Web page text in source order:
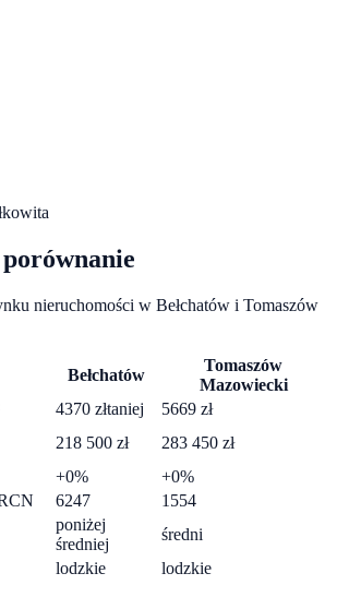
porównanie
nieruchomości w Bełchatów i Tomaszów
Bełchatów
Tomaszów
Mazowiecki
4370 złtaniej 5669 zł
218 500 zł 283 450 zł
+0% +0%
6247
1554
poniżej
średniej
średni
lodzkie lodzkie